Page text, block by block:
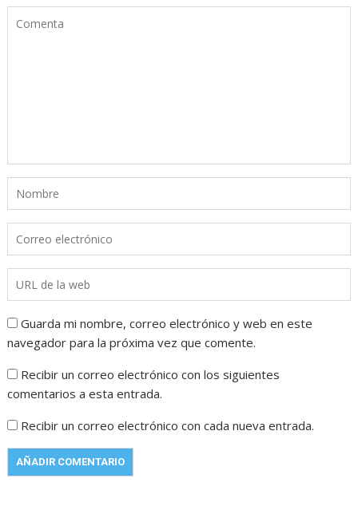
Guarda mi nombre, correo electrónico y web en este
navegador para la próxima vez que comente.
Recibir un correo electrónico con los siguientes
comentarios a esta entrada.
Recibir un correo electrónico con cada nueva entrada.